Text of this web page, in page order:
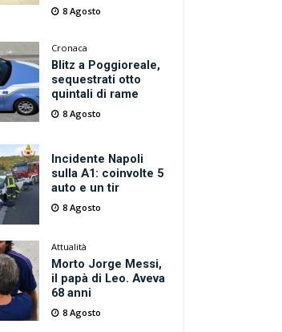
8 Agosto
Cronaca
Blitz a Poggioreale,
sequestrati otto
quintali di rame
8 Agosto
Incidente Napoli
sulla A1: coinvolte 5
auto e un tir
8 Agosto
Attualità
Morto Jorge Messi,
il papà di Leo. Aveva
68 anni
8 Agosto